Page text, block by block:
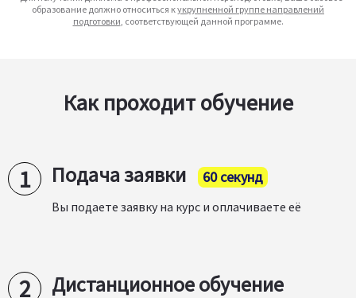
образование должно относиться кукрупненной группе направлений
подготовки , соответствующей данной программе.
Как проходит обучение
Подача заявки 60 секунд
Вы подаете заявку на курс и оплачиваете её
Дистанционное обучение